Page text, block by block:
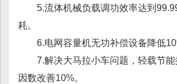
5.流体机械负载调功效率达到
耗。
6.电网容量机无功补偿设备降低
7.解决大马拉小车问题，轻载节能
因数改善10%。